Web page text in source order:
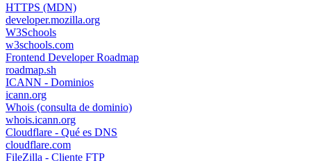
HTTPS (MDN)
developer.mozilla.org
W3Schools
w3schools.com
Frontend Developer Roadmap
roadmap.sh
ICANN - Dominios
icann.org
Whois (consulta de dominio)
whois.icann.org
Cloudflare - Qué es DNS
cloudflare.com
FileZilla - Cliente FTP